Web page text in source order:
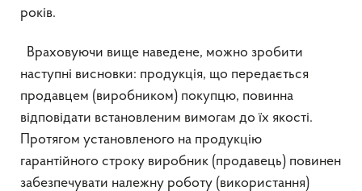
років.
Враховуючи вище наведене, можно зробити
наступні висновки: продукція, що передається
продавцем (виробником) покупцю, повинна
відповідати встановленим вимогам до їх якості.
Протягом установленого на продукцію
гарантійного строку виробник (продавець) повинен
забезпечувати належну роботу (використання)